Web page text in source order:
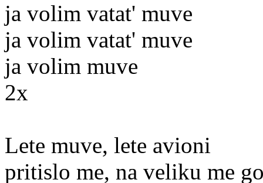
ja volim vatat' muve
ja volim vatat' muve
ja volim muve
2x
Lete muve, lete avioni
pritislo me, na veliku me